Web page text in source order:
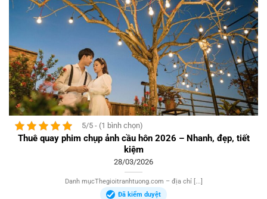
5/5 - (1 bình chọn)
Thuê quay phim chụp ảnh cầu hôn 2026 – Nhanh, đẹp, tiết
kiệm
28/03/2026
Danh mụcThegioitranhtuong.com – địa chỉ [...]
Đã kiểm duyệt